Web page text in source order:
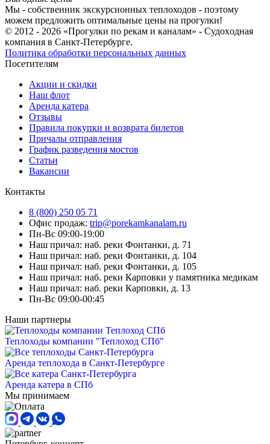
Мы - собственник экскурсионных теплоходов - поэтому
можем предложить оптимальные цены на прогулки!
© 2012 - 2026 «Прогулки по рекам и каналам» - Cудoxoднaя
кoмпaния в Санкт-Петербурге.
Политика обработки персональных данных
Посетителям
Акции и скидки
Наш флот
Аренда катера
Отзывы
Правила покупки и возврата билетов
Причалы отправления
График разведения мостов
Статьи
Вакансии
Контакты
8 (800) 250 05 71
Офис продаж: trip@porekamkanalam.ru
Пн-Вс 09:00-19:00
Наш причал: наб. реки Фонтанки, д. 71
Наш причал: наб. реки Фонтанки, д. 104
Наш причал: наб. реки Фонтанки, д. 105
Наш причал: наб. реки Карповки у памятника медикам
Наш причал: наб. реки Карповки, д. 13
Пн-Вс 09:00-00:45
Наши партнеры
Теплоходы компании "Теплоход СПб"
Аренда теплохода в Санкт-Петербурге
Аренда катера в СПб
Мы принимаем